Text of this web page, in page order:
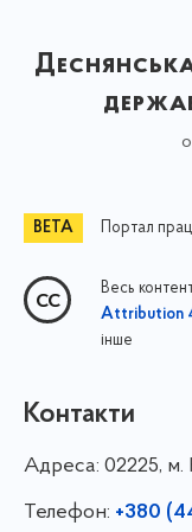
Портал
Весь
Attribution
інше
Контакти
Адреса: 02225, м.
Телефон: +380